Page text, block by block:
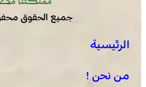
عمان .. الاجتماع الوزاري لدعم
ويدعم جهود اللجنة ووكالة بيت
جميع الحقوق
الرئيسية
من نحن !